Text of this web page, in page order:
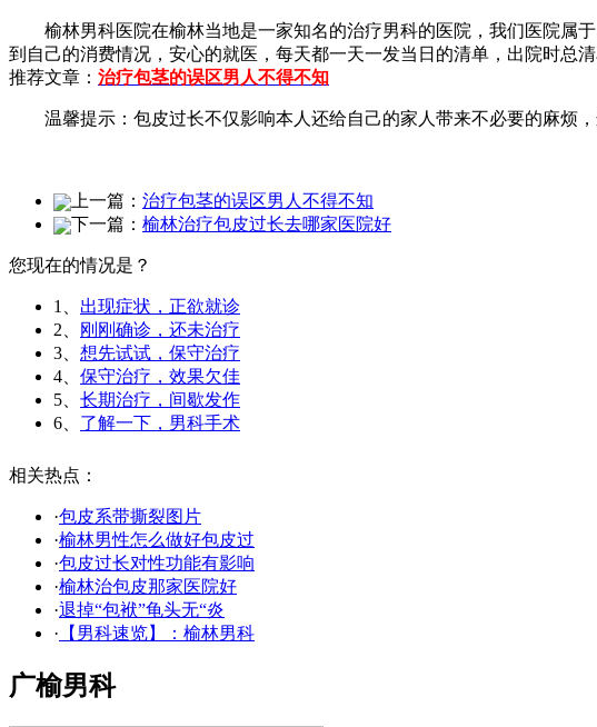
榆林男科医院在榆林当地是一家知名的治疗男科的医院，我们医院属于
到自己的消费情况，安心的就医，每天都一天一发当日的清单，出院时总
推荐文章： 治疗包茎的误区男人不得不知
温馨提示：包皮过长不仅影响本人还给自己的家人带来不必要的麻烦
上一篇： 治疗包茎的误区男人不得不知
下一篇： 榆林治疗包皮过长去哪家医院好
您现在的情况是？
1、 出现症状，正欲就诊
2、
刚刚确诊，还未治疗
3、 想先试试，保守治疗
4、 保守治疗，效果欠佳
5、 长期治疗，间歇发作
6、 了解一下，男科手术
相关热点：
·包皮系带撕裂图片
·榆林男性怎么做好包皮过
·包皮过长对性功能有影响
·榆林治包皮那家医院好
·退掉“包袱”龟头无“炎
· 【男科速览】：榆林男科
广榆男科